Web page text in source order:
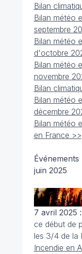
Bilan
Bilan météo
septembre
Bilan météo
d'octobre
Bilan météo
novembre
Bilan
Bilan météo
décembre
Bilan météo
en France >>
juin 2025
7 avril 2025 :
ce début de
les 3/4 de la
Incendie en